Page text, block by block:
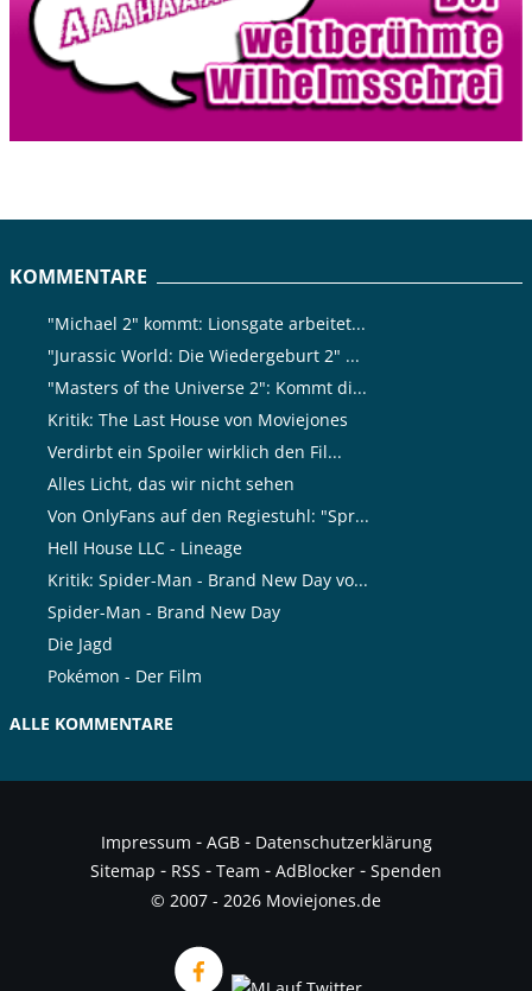
KOMMENTARE
"Michael 2" kommt: Lionsgate arbeitet...
"Jurassic World: Die Wiedergeburt 2" ...
"Masters of the Universe 2": Kommt di...
Kritik: The Last House von Moviejones
Verdirbt ein Spoiler wirklich den Fil...
Alles Licht, das wir nicht sehen
Von OnlyFans auf den Regiestuhl: "Spr...
Hell House LLC - Lineage
Kritik: Spider-Man - Brand New Day vo...
Spider-Man - Brand New Day
Die Jagd
Pokémon - Der Film
ALLE KOMMENTARE
Impressum - AGB- Datenschutzerklärung
Sitemap - RSS - Team - AdBlocker - Spenden
© 2007 - 2026 Moviejones.de